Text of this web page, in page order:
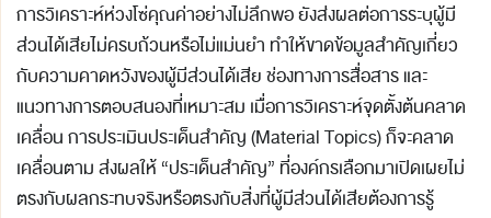
การวิเคราะห์ห่วงโซ่คุณค่าอย่างไม่ลึกพอ ยังส่งผลต่อการระบุผู้มี
ส่วนได้เสียไม่ครบถ้วนหรือไม่แม่นยำ ทำให้ขาดข้อมูลสำคัญเกี่ยว
กับความคาดหวังของผู้มีส่วนได้เสีย ช่องทางการสื่อสาร และ
แนวทางการตอบสนองที่เหมาะสม เมื่อการวิเคราะห์จุดตั้งต้นคลาด
เคลื่อน การประเมินประเด็นสำคัญ (Material Topics) ก็จะคลาด
เคลื่อนตาม ส่งผลให้ “ประเด็นสำคัญ” ที่องค์กรเลือกมาเปิดเผยไม่
ตรงกับผลกระทบจริงหรือตรงกับสิ่งที่ผู้มีส่วนได้เสียต้องการรู้